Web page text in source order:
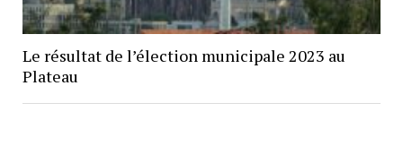
Le résultat de l’élection municipale 2023 au
Plateau